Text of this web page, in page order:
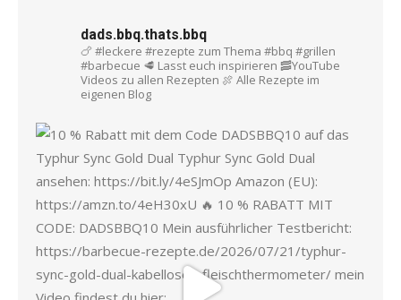
dads.bbq.thats.bbq
🍗 #leckere #rezepte zum Thema #bbq #grillen
#barbecue 🥩 Lasst euch inspirieren 🥓YouTube
Videos zu allen Rezepten 🍖 Alle Rezepte im
eigenen Blog